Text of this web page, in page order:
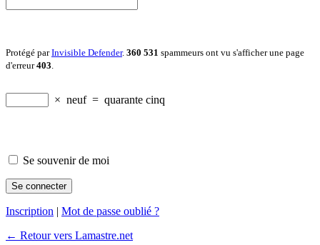
Protégé parInvisible Defender. 360 531 spammeurs ont vu s'afficher une page
d'erreur403
× neuf = quarante cinq
Se souvenir de moi
Inscription | Mot de passe oublié ?
← Retour vers Lamastre.net